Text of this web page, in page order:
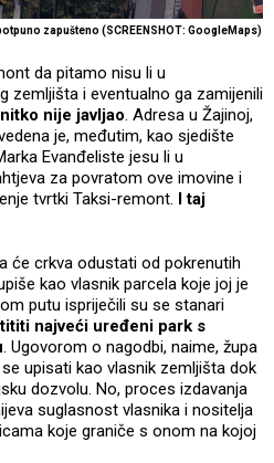
zapušteno (SCREENSHOT: GoogleMaps)
da pitamo nisu li u
zemljišta i eventualno ga zamijenili
nije javljao. Adresa u Žajinoj,
je, međutim, kao sjedište
Evanđeliste jesu li u
za povratom ove imovine i
tvrtki Taksi-remont. I taj
će crkva odustati od pokrenutih
kao vlasnik parcela koje joj je
putu ispriječili su se stanari
najveći uređeni park s
. Ugovorom o nagodbi, naime, župa
upisati kao vlasnik zemljišta dok
dozvolu. No, proces izdavanja
suglasnost vlasnika i nositelja
koje graniče s onom na kojoj